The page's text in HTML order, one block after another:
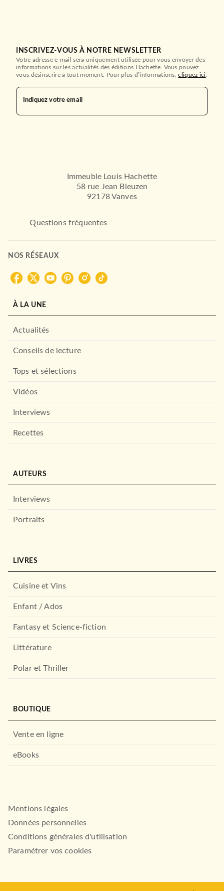
Félicité Herzog
ROMANS FRANCOPHONES
LE LIVRE DE POCHE
LE LIVRE DE POCHE
On l'appelait Maïco
INSCRIVEZ-VOUS À NOTRE NEWSLETTER
Votre adresse e-mail sera uniquement utilisée pour vous envoyer des
informations sur les actualités des éditions Hachette. Vous pouvez
vous désinscrire à tout moment. Pour plus d’informations,cliquez ici
Indiquez votre email
Immeuble Louis Hachette
58 rue Jean Bleuzen
92178 Vanves
Questions fréquentes
NOS RÉSEAUX
À LA UNE
Actualités
Conseils de lecture
Tops et sélections
Vidéos
Interviews
Recettes
AUTEURS
Interviews
Portraits
LIVRES
Cuisine et Vins
Enfant / Ados
Fantasy et Science-fiction
Littérature
Polar et Thriller
BOUTIQUE
Vente en ligne
eBooks
Mentions légales
Données personnelles
Conditions générales d'utilisation
Paramétrer vos cookies